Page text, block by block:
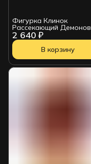
2 640 ₽
Фигурка Клинок
Рассекающий Демонов
Kimetsu no Yaiba Yushiro
В корзину